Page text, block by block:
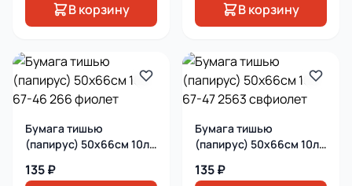
В корзину
В корзину
Бумага тишью
(папирус) 50х66см 10л
135 ₽
Бумага тишью
(папирус) 50х66см 10л
135 ₽